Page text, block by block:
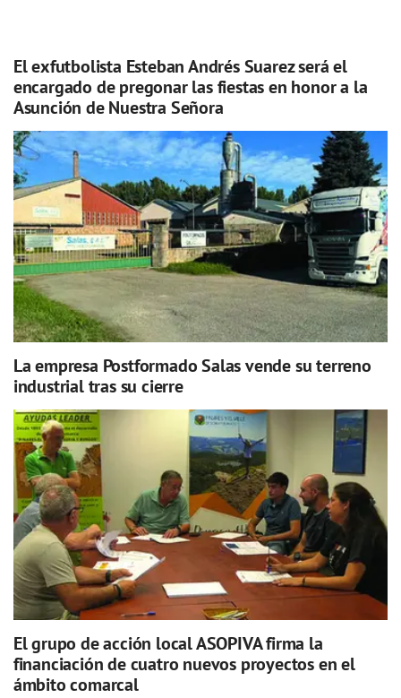
El exfutbolista Esteban Andrés Suarez será el
encargado de pregonar las fiestas en honor a la
Asunción de Nuestra Señora
La empresa Postformado Salas vende su terreno
industrial tras su cierre
El grupo de acción local ASOPIVA firma la
financiación de cuatro nuevos proyectos en el
ámbito comarcal